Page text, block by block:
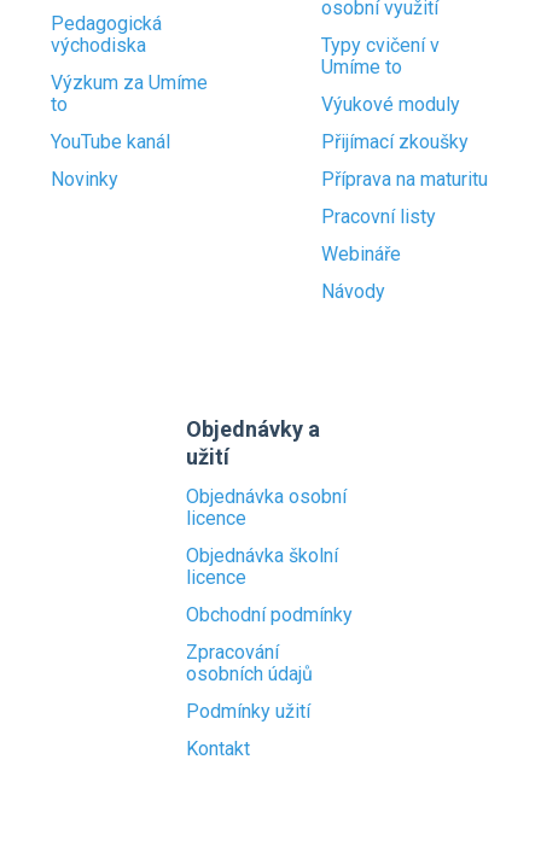
Pedagogická
východiska
Výzkum za Umíme
to
YouTube kanál
Novinky
osobní využití
Typy cvičení v
Umíme to
Výukové moduly
Přijímací zkoušky
Příprava na maturitu
Pracovní listy
Webináře
Návody
Objednávky a
užití
Objednávka osobní
licence
Objednávka školní
licence
Obchodní podmínky
Zpracování
osobních údajů
Podmínky užití
Kontakt